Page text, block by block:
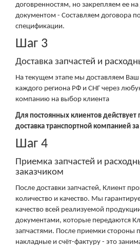
договренностям, но закрепляем ее
документом - Составляем договора
спецификации.
Шаг 3
Доставка запчастей и
На текущем этапе мы доставляем
каждого региона РФ и СНГ через
компанию на выбор клиента
Для постоянных клиентов действует
доставка транспортной компанией
Шаг 4
Приемка запчастей и
заказчиком
После доставки запчастей, Клиент
количество и качество. Мы
качество всей реализуемой
документами, которые передаются
запчастями. После приемки стороны
накладные и счёт-фактуру - это